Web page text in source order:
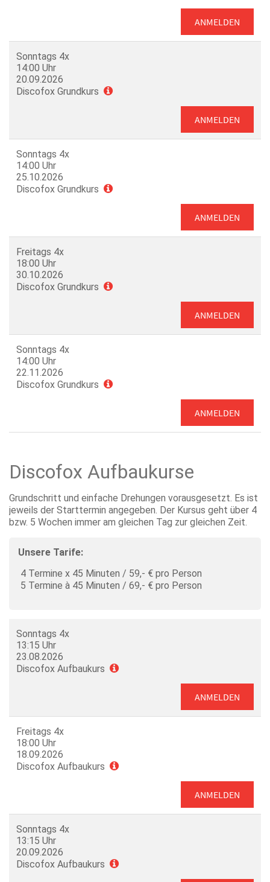
ANMELDEN
Sonntags 4x
14:00 Uhr
20.09.2026
Discofox Grundkurs
ANMELDEN
Sonntags 4x
14:00 Uhr
25.10.2026
Discofox Grundkurs
ANMELDEN
Freitags 4x
18:00 Uhr
30.10.2026
Discofox Grundkurs
ANMELDEN
Sonntags 4x
14:00 Uhr
22.11.2026
Discofox Grundkurs
ANMELDEN
Discofox Aufbaukurse
Grundschritt und einfache Drehungen vorausgesetzt. Es ist
jeweils der Starttermin angegeben. Der Kursus geht über 4
bzw. 5 Wochen immer am gleichen Tag zur gleichen Zeit.
Unsere Tarife:
4 Termine x 45 Minuten / 59,- € pro Person
5 Termine à 45 Minuten / 69,- € pro Person
Sonntags 4x
13:15 Uhr
23.08.2026
Discofox Aufbaukurs
ANMELDEN
Freitags 4x
18:00 Uhr
18.09.2026
Discofox Aufbaukurs
ANMELDEN
Sonntags 4x
13:15 Uhr
20.09.2026
Discofox Aufbaukurs